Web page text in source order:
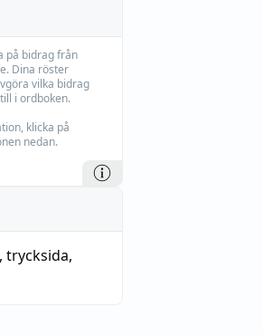
på bidrag från
Dina röster
vilka bidrag
i ordboken.
klicka på
nedan.
, trycksida,